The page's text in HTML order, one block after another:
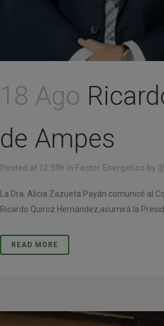
18 Ago
de Ampes
Posted at 12:59h in Factor Energetico by
La Dra. Alicia Zazueta Payán comunicó al
Ricardo Quiroz Hernández,asumirá la
READ MORE